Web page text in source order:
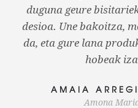
duguna geure
desioa. Une bakoitza,
da, eta gure lana
hobeak
AMAIA
Amona